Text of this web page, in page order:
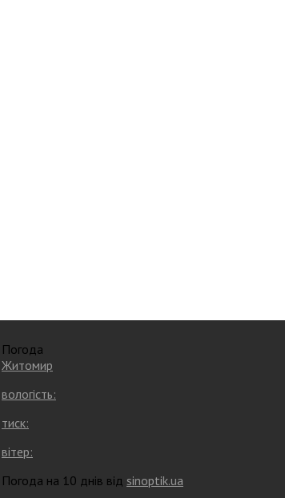
Погода
Житомир
вологість:
тиск:
вітер:
Погода на 10 днів від sinoptik.ua